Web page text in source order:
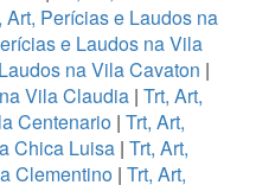
Art, Perícias e Laudos na
e Laudos na Vila
na Vila Cavaton |
Vila Claudia | Trt, Art,
Centenario| Trt, Art,
Chica Luisa | Trt, Art,
Clementino | Trt, Art,